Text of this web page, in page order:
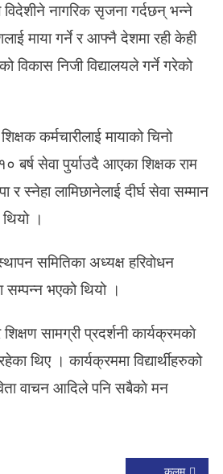
विदेशीने नागरिक सृजना गर्दछन् भन्ने
माया गर्ने र आफ्नै देशमा रही केही
विकास निजी विद्यालयले गर्ने गरेको
कर्मचारीलाई मायाको चिनो
बर्ष सेवा पुर्याउदै आएका शिक्षक राम
र स्नेहा लामिछानेलाई दीर्घ सेवा सम्मान
।
समितिका अध्यक्ष हरिवाेधन
सम्पन्न भएको थियो ।
सामग्री प्रदर्शनी कार्यक्रमकाे
थिए । कार्यक्रममा विद्यार्थीहरुको
वाचन आदिले पनि सबैकाे मन
कलम